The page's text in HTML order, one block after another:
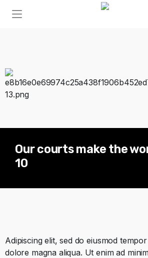
Our courts make the
10
Adipiscing elit, sed do eiusmod
dolore magna aliqua. Ut enim ad